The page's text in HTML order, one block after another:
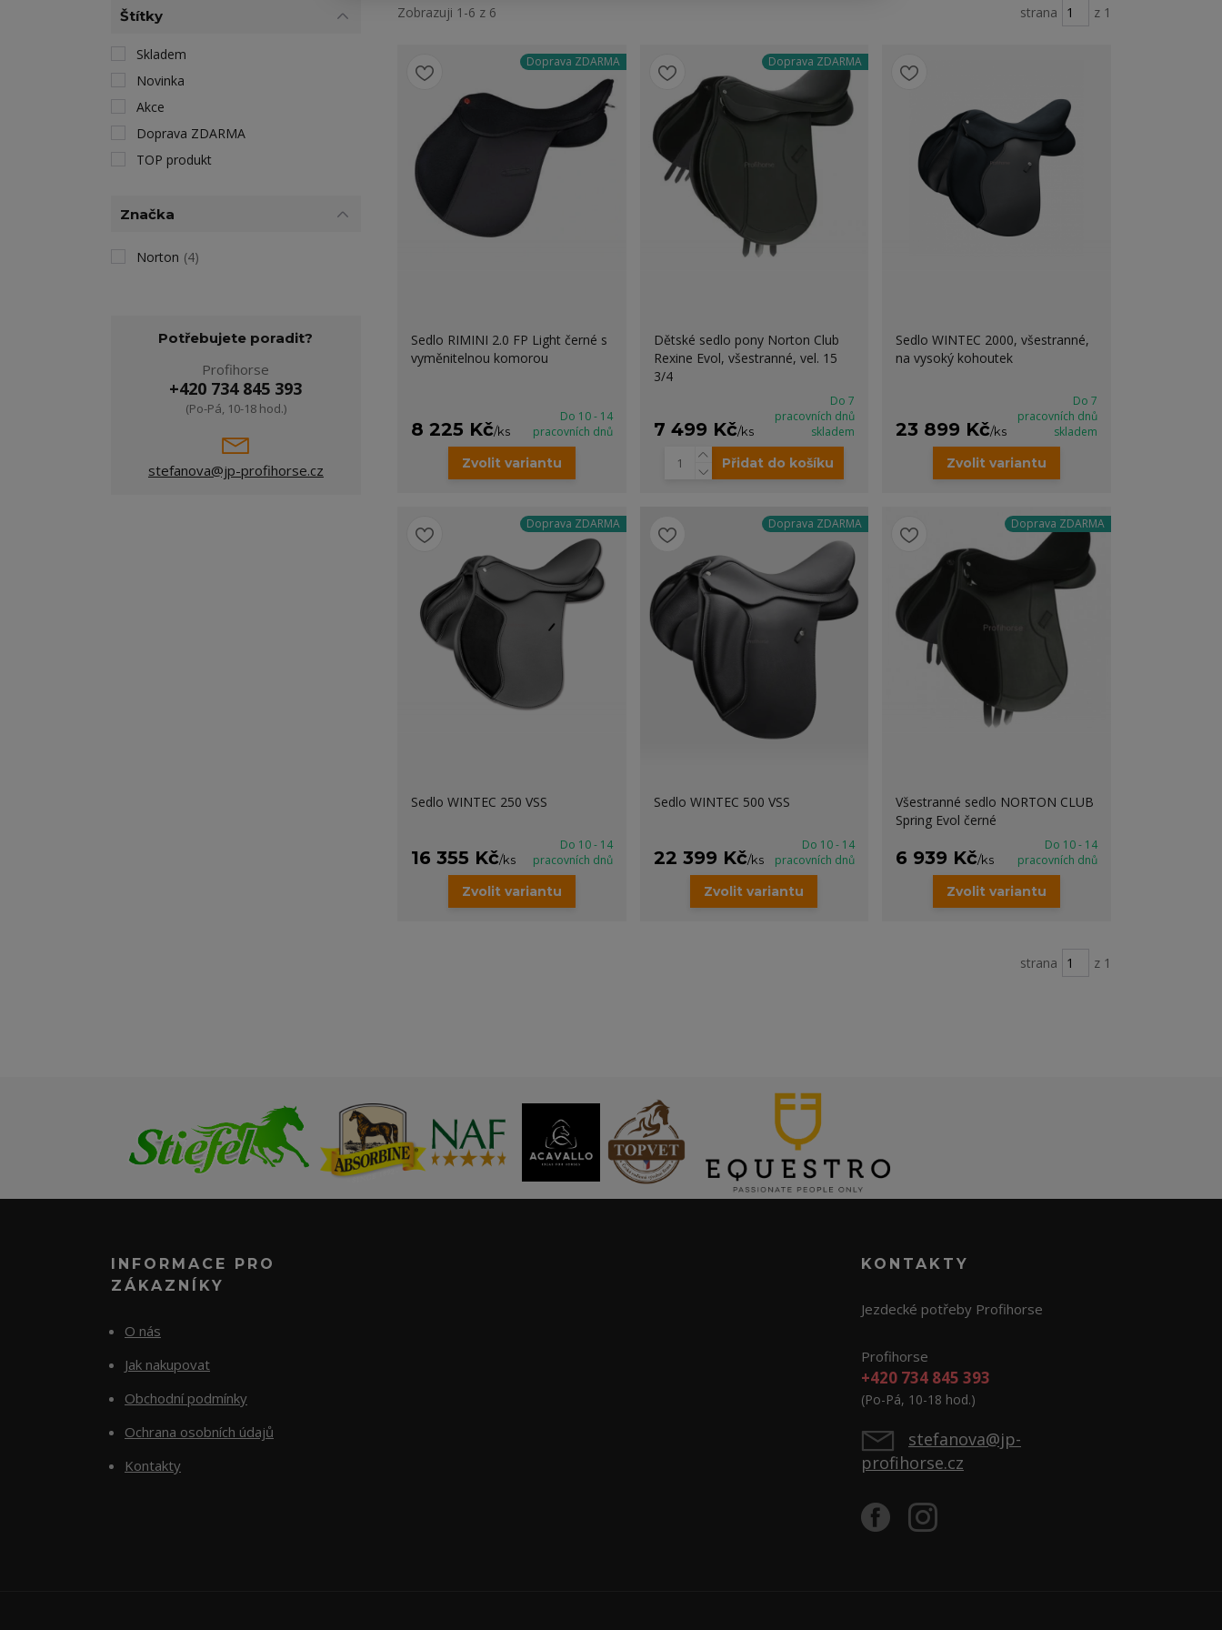
Zobrazuji 1-6 z 6 strana z 1
Doprava ZDARMA
Sedlo RIMINI 2.0 FP Light černé s
vyměnitelnou komorou
8 225 Kč/ks
Do 10 - 14
pracovních dnů
Zvolit variantu
Doprava ZDARMA
Dětské sedlo pony Norton Club
Rexine Evol, všestranné, vel. 15
3/4
7 499 Kč/ks
Do 7
pracovních dnů
skladem
Přidat do košíku
Sedlo WINTEC 2000, všestranné,
na vysoký kohoutek
23 899 Kč/ks
Do 7
pracovních dnů
skladem
Zvolit variantu
Doprava ZDARMA
Sedlo WINTEC 250 VSS
16 355 Kč/ks
Do 10 - 14
pracovních dnů
Zvolit variantu
Doprava ZDARMA
Sedlo WINTEC 500 VSS
22 399 Kč/ks
Do 10 - 14
pracovních dnů
Zvolit variantu
Doprava ZDARMA
Všestranné sedlo NORTON CLUB
Spring Evol černé
6 939 Kč/ks
Do 10 - 14
pracovních dnů
Zvolit variantu
strana z 1
Štítky
Skladem
Novinka
Akce
Doprava ZDARMA
TOP produkt
Značka
Norton (4)
Potřebujete poradit?
Profihorse
+420 734 845 393
(Po-Pá, 10-18 hod.)
stefanova@jp-profihorse.cz
INFORMACE PRO
ZÁKAZNÍKY
O nás
Jak nakupovat
Obchodní podmínky
Ochrana osobních údajů
Kontakty
KONTAKTY
Jezdecké potřeby Profihorse
Profihorse
+420 734 845 393
(Po-Pá, 10-18 hod.)
stefanova@jp-
profihorse.cz